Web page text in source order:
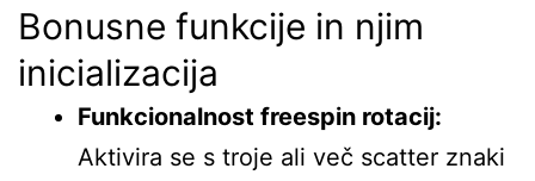
Bonusne funkcije in njim
inicializacija
Funkcionalnost freespin rotacij:
Aktivira se s troje ali več scatter znaki